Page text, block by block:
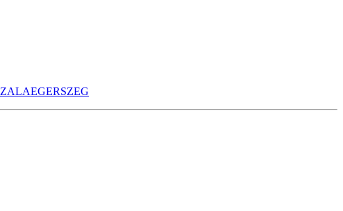
ZALAEGERSZEG